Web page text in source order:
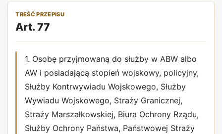
TREŚĆ PRZEPISU
Art. 77
1. Osobę przyjmowaną do służby w ABW albo
AW i posiadającą stopień wojskowy, policyjny,
Służby Kontrwywiadu Wojskowego, Służby
Wywiadu Wojskowego, Straży Granicznej,
Straży Marszałkowskiej, Biura Ochrony Rządu,
Służby Ochrony Państwa, Państwowej Straży